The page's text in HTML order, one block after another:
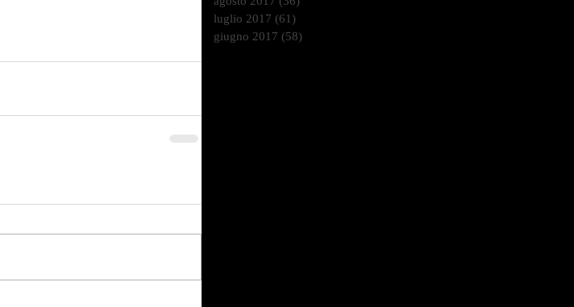
luglio 2017 (61)
giugno 2017 (58)